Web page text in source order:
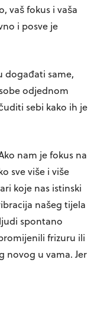
vaš fokus i vaša
i posve je
događati same,
odjednom
sebi kako ih je
nam je fokus na
sve više i više
koje nas istinski
našeg tijela
spontano
frizuru ili
novog u vama. Jer